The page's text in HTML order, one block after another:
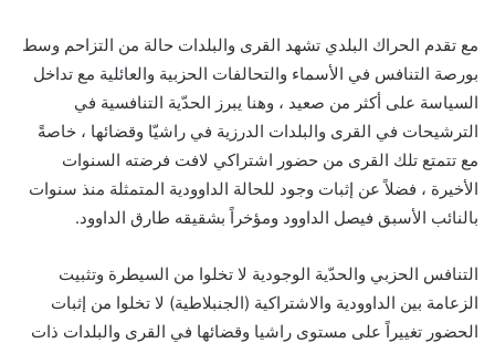
مع تقدم الحراك البلدي تشهد القرى والبلدات حالة من التزاحم وسط
بورصة التنافس في الأسماء والتحالفات الحزبية والعائلية مع تداخل
السياسة على أكثر من صعيد ، وهنا يبرز الحدّية التنافسية في
الترشيحات في القرى والبلدات الدرزية في راشيّا وقضائها ، خاصةً
مع تتمتع تلك القرى من حضور اشتراكي لافت فرضته السنوات
الأخيرة ، فضلاً عن إثبات وجود للحالة الداوودية المتمثلة منذ سنوات
بالنائب الأسبق فيصل الداوود ومؤخراً بشقيقه طارق الداوود.
التنافس الحزبي والحدّية الوجودية لا تخلوا من السيطرة وتثبيت
الزعامة بين الداوودية والاشتراكية (الجنبلاطية) لا تخلوا من إثبات
الحضور تغييراً على مستوى راشيا وقضائها في القرى والبلدات ذات